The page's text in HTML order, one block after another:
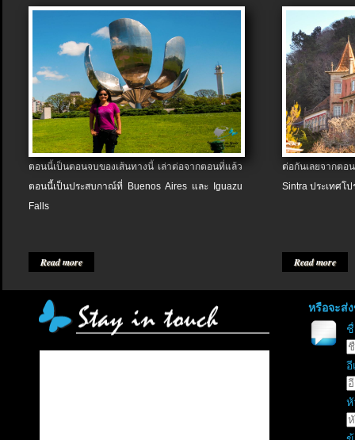
ตอนนี้เป็นตอนจบของเส้นทางนี้ เล่าต่อจากตอนที่แล้ว
ตอนนี้เป็นประสบกาณ์ที่ Buenos Aires และ Iguazu
Falls
Read more
ต่อกันเลยจากต
Sintra ประเทศโป
Read more
หรือจะส่
อี
หั